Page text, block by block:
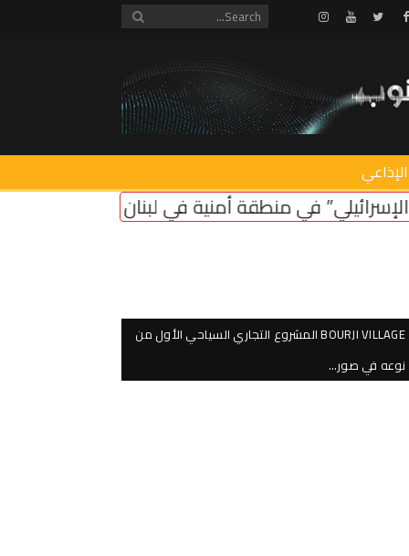
Facebook
Twitter
Youtube
Instagram
في لبنان ضروري لأمن سكان الشمال
BOURJI VILLAGE المشروع التجاري السياحي الأول من
نوعه في صور…